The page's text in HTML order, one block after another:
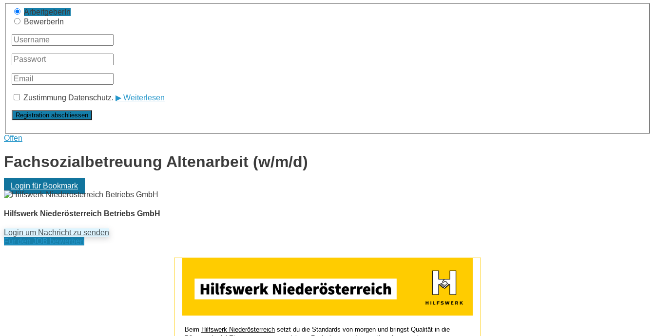
ArbeitgeberIn
BewerberIn
Zustimmung Datenschutz. ▶ Weiterlesen
Offen
Fachsozialbetreuung Altenarbeit (w/m/d)
Login für Bookmark
Hilfswerk Niederösterreich Betriebs GmbH
Login um Nachricht zu senden
Für den JOB bewerben